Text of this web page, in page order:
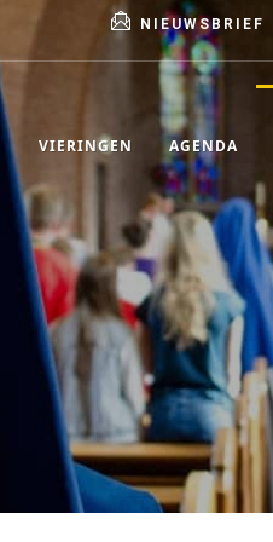
NIEUWSBRIEF
VIERINGEN AGENDA